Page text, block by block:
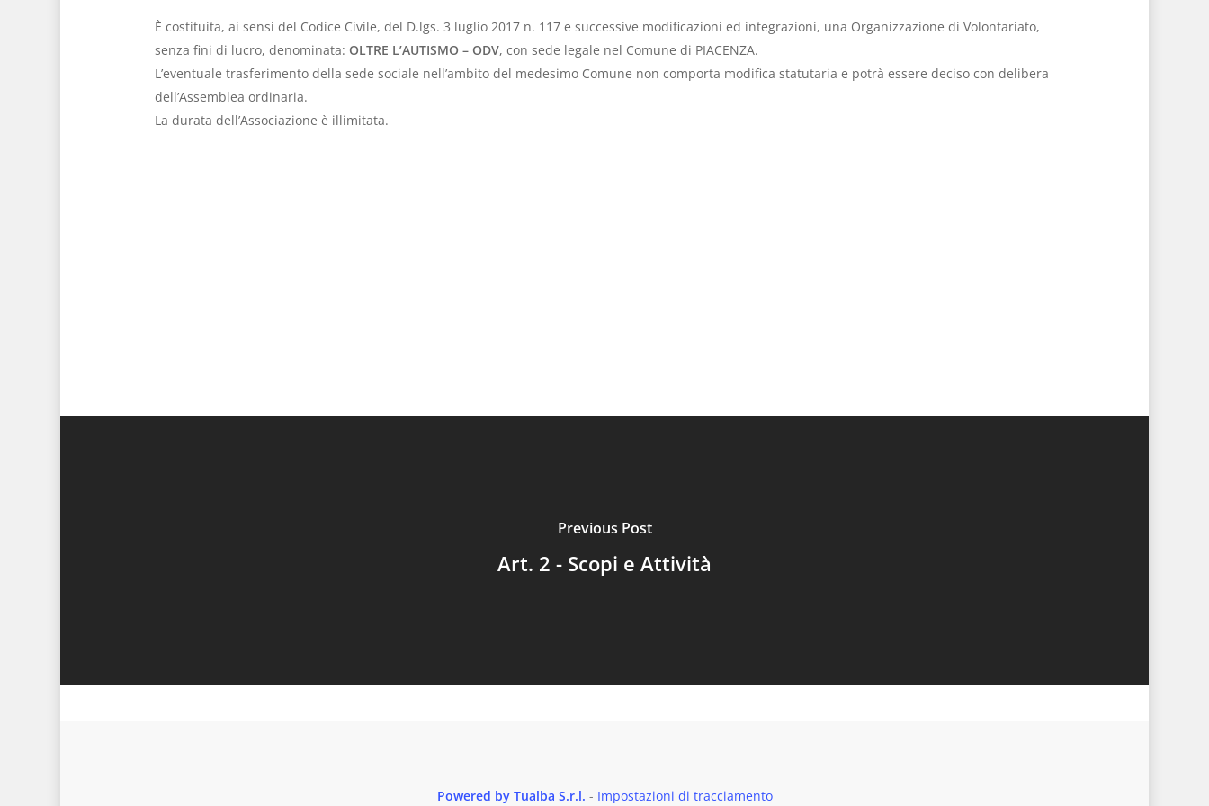
È costituita, ai sensi del Codice Civile, del D.lgs. 3 luglio 2017 n. 117 e successive modificazioni ed integrazioni, una Organizzazione di Volontariato,
senza fini di lucro, denominata: OLTRE L’AUTISMO– ODV, con sede legale nel Comune di PIACENZA.
L’eventuale trasferimento della sede sociale nell’ambito del medesimo Comune non comporta modifica statutaria e potrà essere deciso con delibera
dell’Assemblea ordinaria.
La durata dell’Associazione è illimitata.
Previous Post
Art. 2 - Scopi e Attività
Powered by Tualba S.r.l. - Impostazioni di tracciamento